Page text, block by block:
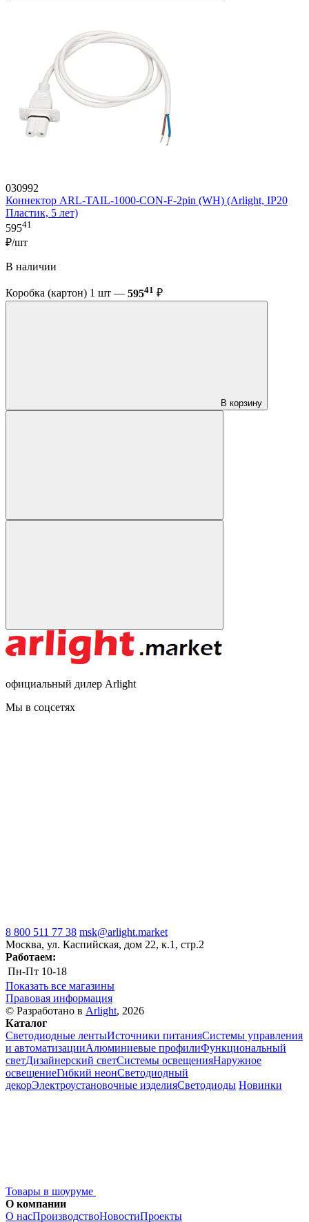
030992
Коннектор ARL-TAIL-1000-CON-F-2pin (WH) (Arlight, IP20
Пластик, 5 лет)
59541
₽/шт
В наличии
Коробка (картон) 1 шт — 59541 ₽
В корзину
официальный дилер Arlight
Мы в соцсетях
8 800 511 77 38 msk@arlight.market
Москва, ул. Каспийская, дом 22, к.1, стр.2
Работаем:
Пн-Пт 10-18
Показать все магазины
Правовая информация
© Разработано в Arlight, 2026
Каталог
Светодиодные лентыИсточники питанияСистемы управления
и автоматизацииАлюминиевые профилиФункциональный
светДизайнерский светСистемы освещенияНаружное
освещениеГибкий неонСветодиодный
декорЭлектроустановочные изделияСветодиоды Новинки
Товары в шоуруме
О компании
О насПроизводствоНовостиПроекты